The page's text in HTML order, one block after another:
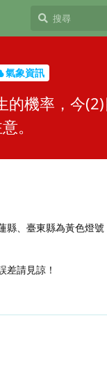
氣象資訊
的機率，今
。
、臺東縣為黃色燈號
請見諒！